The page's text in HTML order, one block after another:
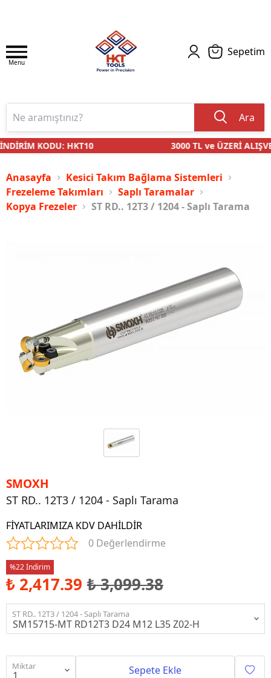
Menu
Sepetim
Ara
KODU: HKT10 3000 TL ve ÜZERİ
Anasayfa
Kesici Takım Bağlama Sistemleri
Frezeleme Takımları
Saplı Taramalar
Kopya Frezeler
ST RD.. 12T3 / 1204 - Saplı Tarama
SMOXH
ST RD.. 12T3 / 1204 - Saplı Tarama
FİYATLARIMIZA KDV DAHİLDİR
0 Değerlendirme
%22 İndirim
₺ 2,417.39 ₺ 3,099.38
ST RD.. 12T3 / 1204 - Saplı Tarama
Miktar Sepete Ekle